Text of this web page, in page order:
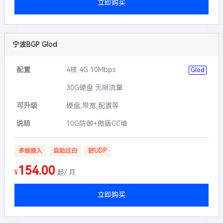
立即购买
宁波BGP Glod
配置 4核 4G 10Mbps Glod
30G硬盘 无限流量
可升级 硬盘,带宽,配置等
说明 10G防御+傲盾CC墙
多线接入 自助过白 封UDP
¥154.00 起/ 月
立即购买